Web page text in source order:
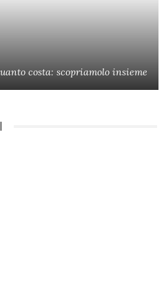
costa: scopriamolo insieme